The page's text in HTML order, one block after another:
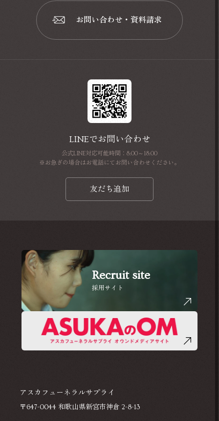
📩
お問い合わせ・資料請求
LINEでお問い合わせ
公式LINE対応可能時間：8:00～18:00
※お急ぎの場合はお電話にてお問い合わせください。
友だち追加
アスカフューネラルサプライ
〒647-0044 和歌山県新宮市神倉 2-8-13
採用サイト
Recruit site